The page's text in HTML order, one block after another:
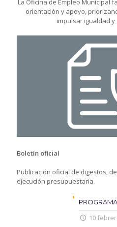
orientación y apoyo,
impulsar igualdad
Boletín oficial
Publicación oficial de digestos,
ejecución presupuestaria.
10